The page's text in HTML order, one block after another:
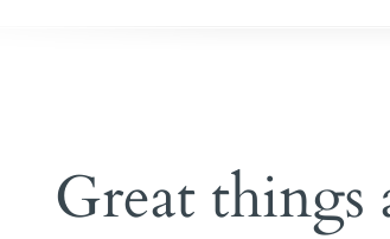
Great things